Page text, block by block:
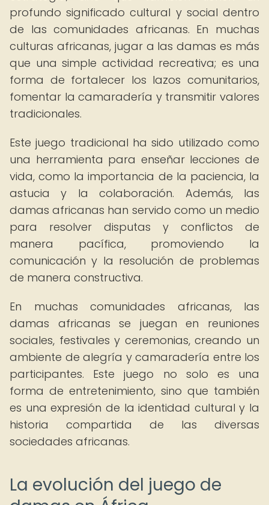
profundo significado cultural y social dentro
de las comunidades africanas. En muchas
culturas africanas, jugar a las damas es más
que una simple actividad recreativa; es una
forma de fortalecer los lazos comunitarios,
fomentar la camaradería y transmitir valores
tradicionales.
Este juego tradicional ha sido utilizado como
una herramienta para enseñar lecciones de
vida, como la importancia de la paciencia, la
astucia y la colaboración. Además, las
damas africanas han servido como un medio
para resolver disputas y conflictos de
manera pacífica, promoviendo la
comunicación y la resolución de problemas
de manera constructiva.
En muchas comunidades africanas, las
damas africanas se juegan en reuniones
sociales, festivales y ceremonias, creando un
ambiente de alegría y camaradería entre los
participantes. Este juego no solo es una
forma de entretenimiento, sino que también
es una expresión de la identidad cultural y la
historia compartida de las diversas
sociedades africanas.
La evolución del juego de